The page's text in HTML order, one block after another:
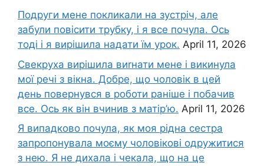
Подруги мене покликали на зустріч, але
забули повісити трубку, і я все почула. Ось
тоді і я вирішила надати їм урок. April 11, 2026
Свекруха вирішила виrнати мене і викинула
мої речі з вікна. Добре, що чоловік в цей
день повернувся в роботи раніше і побачив
все. Ось як він вчинив з матір’ю. April 11, 2026
Я випадково почула, як моя рідна сестра
запропонувала моєму чоловікові одружитися
з нею. Я не дихала і чекала, що на це